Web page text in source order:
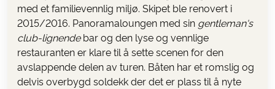
med et familievennlig miljø. Skipet ble renovert i
2015/2016. Panoramaloungen med sin gentleman's
club-lignendebar og den lyse og vennlige
restauranten er klare til å sette scenen for den
avslappende delen av turen. Båten har et romslig og
delvis overbygd soldekk der det er plass til å nyte